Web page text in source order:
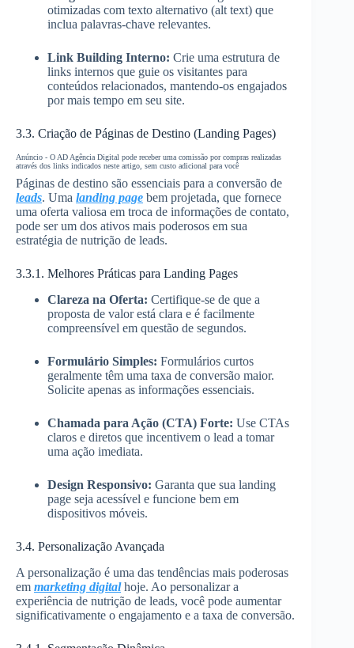
otimizadas com texto alternativo (alt text) que
inclua palavras-chave relevantes.
Link Building Interno: Crie uma estrutura de
links internos que guie os visitantes para
conteúdos relacionados, mantendo-os engajados
por mais tempo em seu site.
3.3. Criação de Páginas de Destino (Landing Pages)
Anúncio - O AD Agência Digital pode receber uma comissão por compras realizadas
através dos links indicados neste artigo, sem custo adicional para você
Páginas de destino são essenciais para a conversão de
leads. Uma landing page bem projetada, que fornece
uma oferta valiosa em troca de informações de contato,
pode ser um dos ativos mais poderosos em sua
estratégia de nutrição de leads.
3.3.1. Melhores Práticas para Landing Pages
Clareza na Oferta: Certifique-se de que a
proposta de valor está clara e é facilmente
compreensível em questão de segundos.
Formulário Simples: Formulários curtos
geralmente têm uma taxa de conversão maior.
Solicite apenas as informações essenciais.
Chamada para Ação (CTA) Forte: Use CTAs
claros e diretos que incentivem o lead a tomar
uma ação imediata.
Design Responsivo: Garanta que sua landing
page seja acessível e funcione bem em
dispositivos móveis.
3.4. Personalização Avançada
A personalização é uma das tendências mais poderosas
em marketing digitalhoje. Ao personalizar a
experiência de nutrição de leads, você pode aumentar
significativamente o engajamento e a taxa de conversão.